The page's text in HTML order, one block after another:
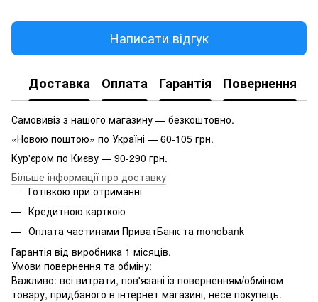
Написати відгук
Доставка Оплата Гарантія Повернення
Самовивіз з нашого магазину — безкоштовно.
«Новою поштою» по Україні — 60-105 грн.
Кур'єром по Києву — 90-290 грн.
Більше інформації про доставку
Готівкою при отриманні
Кредитною карткою
Оплата частинами ПриватБанк та monobank
Гарантія від виробника 1 місяців.
Умови повернення та обміну:
Важливо: всі витрати, пов'язані із поверненням/обміном
товару, придбаного в інтернет магазині, несе покупець.